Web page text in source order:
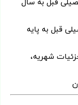
قبل به پایه
شهریه،